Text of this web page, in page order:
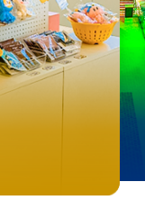
더 재미있어지는숲길부터